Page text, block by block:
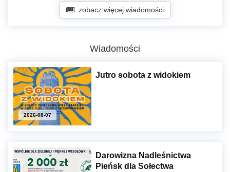
zobacz więcej wiadomości
Wiadomości
2026-08-07
Jutro sobota z widokiem
Darowizna Nadleśnictwa
Pieńsk dla Sołectwa